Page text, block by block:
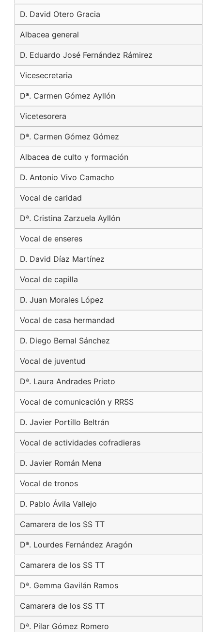
D. David Otero Gracia
Albacea general
D. Eduardo José Fernández Rámirez
Vicesecretaria
Dª. Carmen Gómez Ayllón
Vicetesorera
Dª. Carmen Gómez Gómez
Albacea de culto y formación
D. Antonio Vivo Camacho
Vocal de caridad
Dª. Cristina Zarzuela Ayllón
Vocal de enseres
D. David Díaz Martínez
Vocal de capilla
D. Juan Morales López
Vocal de casa hermandad
D. Diego Bernal Sánchez
Vocal de juventud
Dª. Laura Andrades Prieto
Vocal de comunicación y RRSS
D. Javier Portillo Beltrán
Vocal de actividades cofradieras
D. Javier Román Mena
Vocal de tronos
D. Pablo Ávila Vallejo
Camarera de los SS TT
Dª. Lourdes Fernández Aragón
Camarera de los SS TT
Dª. Gemma Gavilán Ramos
Camarera de los SS TT
Dª. Pilar Gómez Romero